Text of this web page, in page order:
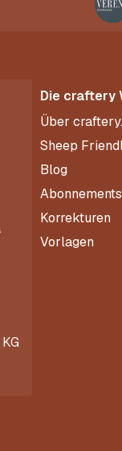
Die craftery
Über
Sheep
Blog
Abonnements
Korrekturen
Vorlagen